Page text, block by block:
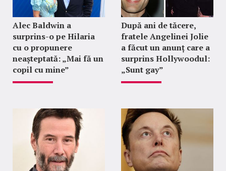
Alec Baldwin a
surprins-o pe Hilaria
cu o propunere
neașteptată: „Mai fă un
copil cu mine”
După ani de tăcere,
fratele Angelinei Jolie
a făcut un anunț care a
surprins Hollywoodul:
„Sunt gay”